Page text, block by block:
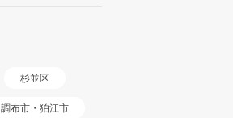
杉並区
調布市・狛江市